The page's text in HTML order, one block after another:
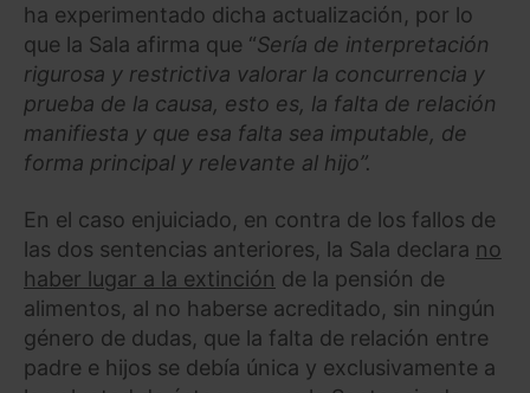
ha experimentado dicha actualización, por lo
que la Sala afirma que “Sería de interpretación
rigurosa y restrictiva valorar la concurrencia y
prueba de la causa, esto es, la falta de relación
manifiesta y que esa falta sea imputable, de
forma principal y relevante al hijo”.
En el caso enjuiciado, en contra de los fallos de
las dos sentencias anteriores, la Sala declara no
haber lugar a la extinción de la pensión de
alimentos, al no haberse acreditado, sin ningún
género de dudas, que la falta de relación entre
padre e hijos se debía única y exclusivamente a